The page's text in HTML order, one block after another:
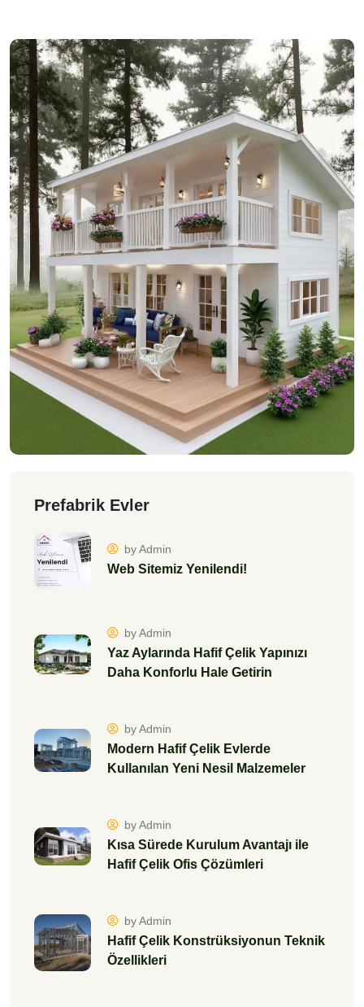
Prefabrik Evler
by Admin
Web Sitemiz Yenilendi!
by Admin
Yaz Aylarında Hafif Çelik Yapınızı
Daha Konforlu Hale Getirin
by Admin
Modern Hafif Çelik Evlerde
Kullanılan Yeni Nesil Malzemeler
by Admin
Kısa Sürede Kurulum Avantajı ile
Hafif Çelik Ofis Çözümleri
by Admin
Hafif Çelik Konstrüksiyonun Teknik
Özellikleri